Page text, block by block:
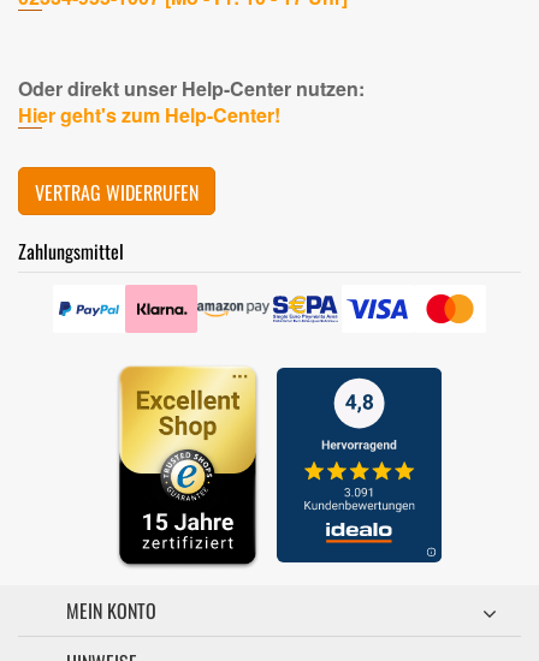
Oder direkt unser Help-Center nutzen:
Hier geht's zum Help-Center!
VERTRAG WIDERRUFEN
Zahlungsmittel
MEIN KONTO